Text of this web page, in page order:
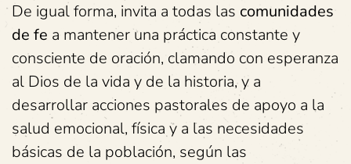
De igual forma, invita a todas las comunidades
de fe a mantener una práctica constante y
consciente de oración, clamando con esperanza
al Dios de la vida y de la historia, y a
desarrollar acciones pastorales de apoyo a la
salud emocional, física y a las necesidades
básicas de la población, según las